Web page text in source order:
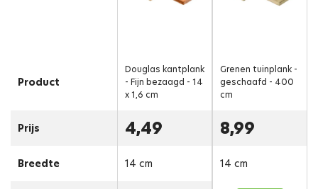
Product
Prijs
Breedte
Douglas kantplank
- Fijn bezaagd - 14
x 1,6 cm
4,49
14 cm
Grenen tuinplank -
geschaafd - 400
cm
8,99
14 cm